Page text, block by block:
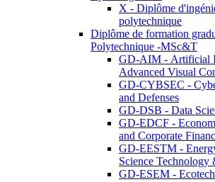
X - Diplôme
polytechnique
Diplôme de formation
Polytechnique -MSc&T
GD-AIM - Artificial
Advanced Visual
GD-CYBSEC -
and Defenses
GD-DSB - Data
GD-EDCF -
and Corporate
GD-EESTM -
Science Technology
GD-ESEM -